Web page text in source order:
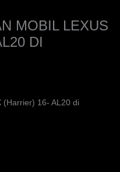
MOBIL LEXUS
DI
(Harrier) 16- AL20 di